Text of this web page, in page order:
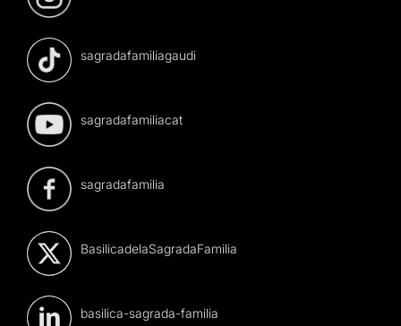
sagradafamiliagaudi
sagradafamiliacat
sagradafamilia
BasilicadelaSagradaFamilia
basilica-sagrada-familia